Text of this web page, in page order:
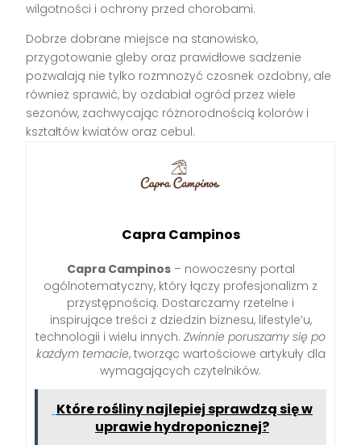
wilgotności i ochrony przed chorobami.
Dobrze dobrane miejsce na stanowisko,
przygotowanie gleby oraz prawidłowe sadzenie
pozwalają nie tylko rozmnożyć czosnek ozdobny, ale
również sprawić, by ozdabiał ogród przez wiele
sezonów, zachwycając różnorodnością kolorów i
kształtów kwiatów oraz cebul.
Capra Campinos
Capra Campinos– nowoczesny portal
ogólnotematyczny, który łączy profesjonalizm z
przystępnością. Dostarczamy rzetelne i
inspirujące treści z dziedzin biznesu, lifestyle’u,
technologii i wielu innych. Zwinnie poruszamy się po
każdym temacie, tworząc wartościowe artykuły dla
wymagających czytelników.
Które rośliny najlepiej sprawdzą się w
uprawie hydroponicznej?